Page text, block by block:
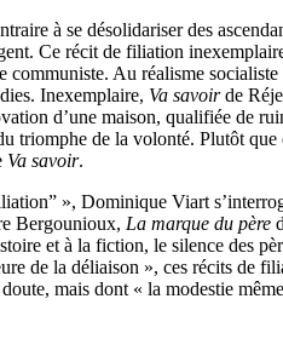
à se désolidariser des
Ce récit de filiation
communiste. Au réalisme
Inexemplaire, Va savoirde
d’une maison, qualifiée de
triomphe de la volonté. Plutôt
Va savoir.
», Dominique Viart
Bergounioux, La marque du père
et à la fiction, le silence des
de la déliaison », ces récits
mais dont « la modestie